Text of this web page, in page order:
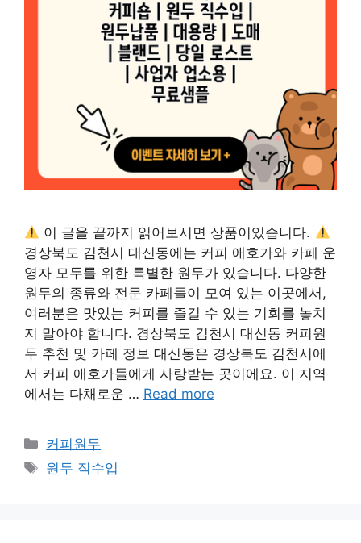
이 글을 끝까지 읽어보시면 상품이있습니다.
경상북도 김천시 대신동에는 커피 애호가와 카페 운
영자 모두를 위한 특별한 원두가 있습니다. 다양한
원두의 종류와 전문 카페들이 모여 있는 이곳에서,
여러분은 맛있는 커피를 즐길 수 있는 기회를 놓치
지 말아야 합니다. 경상북도 김천시 대신동 커피원
두 추천 및 카페 정보 대신동은 경상북도 김천시에
서 커피 애호가들에게 사랑받는 곳이에요. 이 지역
에서는 다채로운 … Read more
카
테
커피원두
태
원두 직수입